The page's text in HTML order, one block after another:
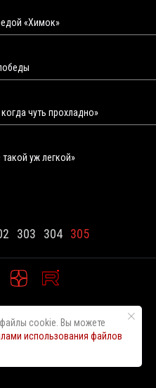
«Химок»
чуть прохладно»
уж легкой»
303 304 305
файлы cookie. Вы можете
использования файлов